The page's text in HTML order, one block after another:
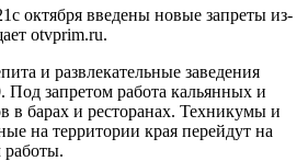
октября введены новые запреты из-
otvprim.ru.
и развлекательные заведения
Под запретом работа кальянных и
в барах и ресторанах. Техникумы и
на территории края перейдут на